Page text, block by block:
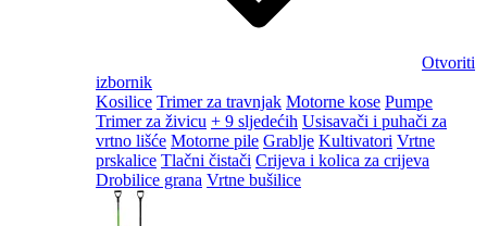
Otvoriti
izbornik
Kosilice Trimer za travnjak Motorne kose Pumpe
Trimer za živicu + 9 sljedećih Usisavači i puhači za
vrtno lišće Motorne pile Grablje Kultivatori Vrtne
prskalice Tlačni čistači Crijeva i kolica za crijeva
Drobilice grana Vrtne bušilice